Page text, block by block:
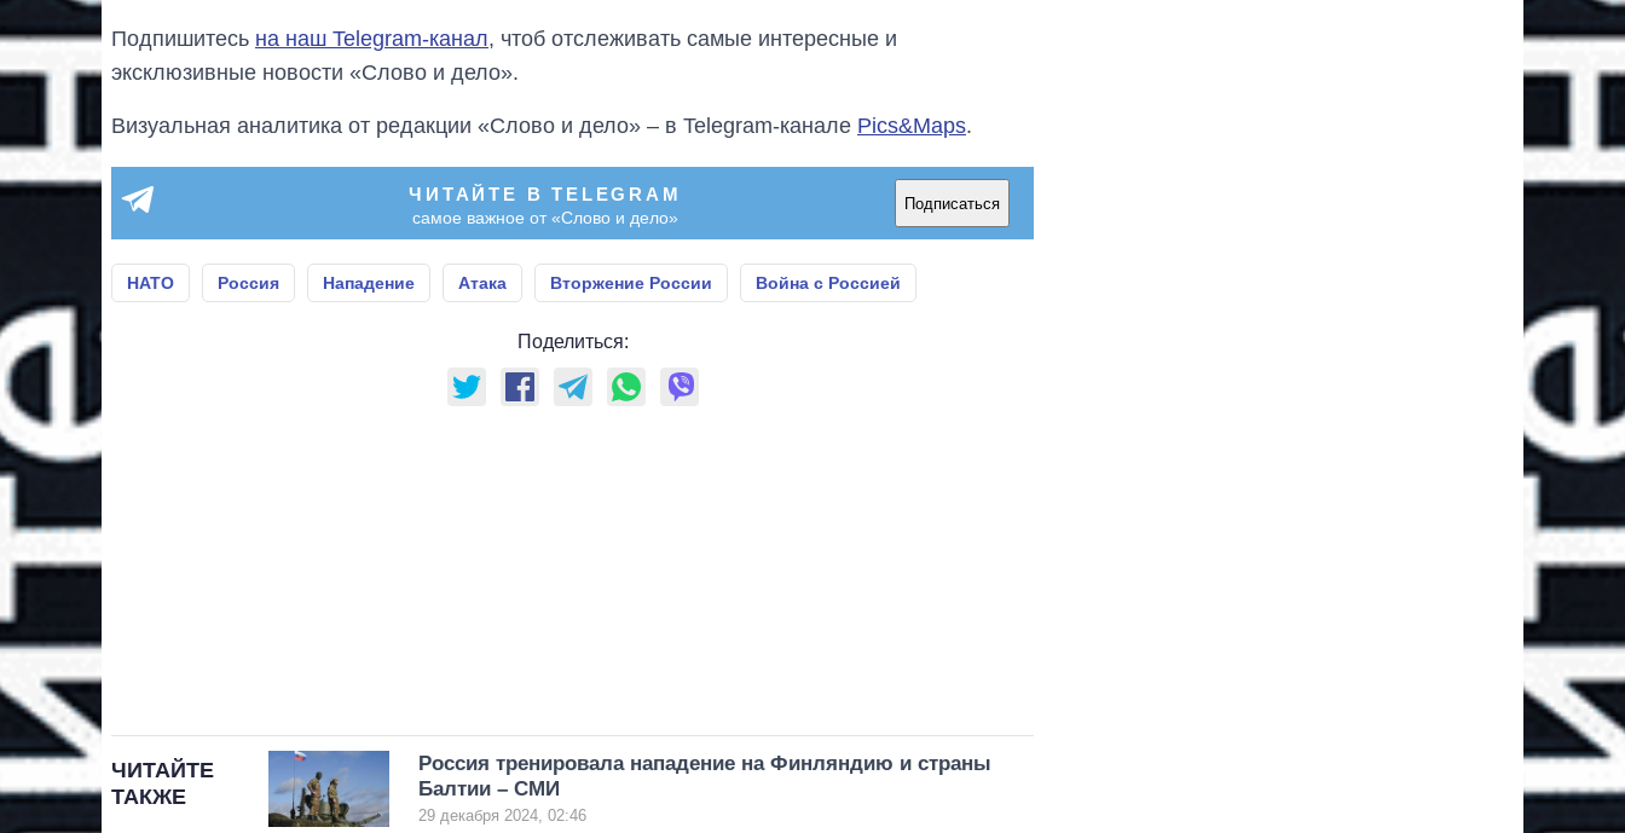
Подпишитесь на наш Telegram-канал, чтоб отслеживать самые интересные и
эксклюзивные новости «Слово и дело».
Визуальная аналитика от редакции «Слово и дело» – в Telegram-канале Pics&Maps.
ЧИТАЙТЕ В TELEGRAM
самое важное от «Слово и дело»
Подписаться
НАТО Россия Нападение Атака Вторжение России Война с Россией
Поделиться:
ЧИТАЙТЕ
ТАКЖЕ
Россия тренировала нападение на Финляндию и страны
Балтии – СМИ
29 декабря 2024, 02:46